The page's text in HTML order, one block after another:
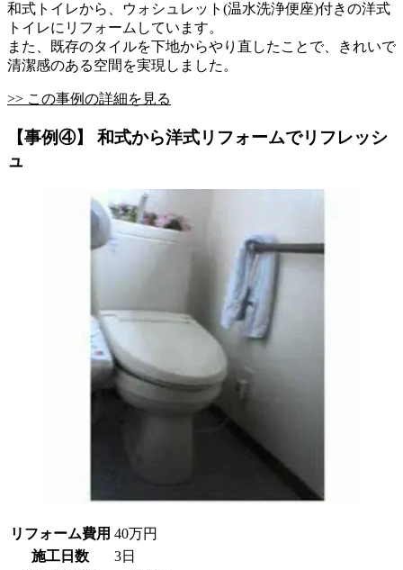
和式トイレから、ウォシュレット(温水洗浄便座)付きの洋式
トイレにリフォームしています。
また、既存のタイルを下地からやり直したことで、きれいで
清潔感のある空間を実現しました。
>> この事例の詳細を見る
【事例④】 和式から洋式リフォームでリフレッシ
ュ
リフォーム費用 40万円
施工日数
3日